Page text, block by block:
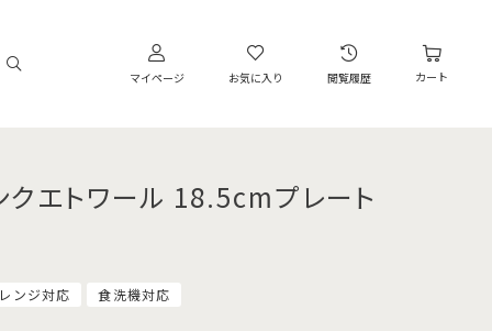
マイページ お気に入り 閲覧履歴 カート
クエトワール 18.5cmプレート
ンジ対応 食洗機対応